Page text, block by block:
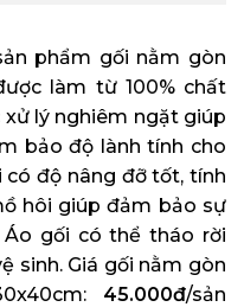
phẩm gối nằm gòn
làm từ 100% chất
lý nghiêm ngặt giúp
bảo độ lành tính cho
có độ nâng đỡ tốt, tính
hôi giúp đảm bảo sự
gối có thể tháo rời
sinh. Giá gối nằm gòn
45.000đ/sản